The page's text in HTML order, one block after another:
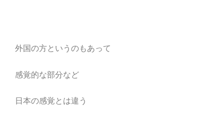
外国の方というのもあって
感覚的な部分など
日本の感覚とは違う